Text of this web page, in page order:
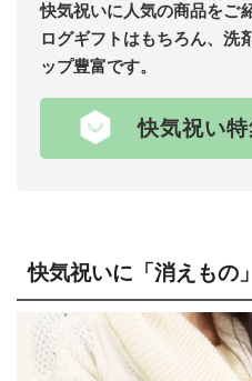
快気祝いに人気の商品をご
ログギフトはもちろん、洗
ップ豊富です。
快気祝い
快気祝いに「消えもの